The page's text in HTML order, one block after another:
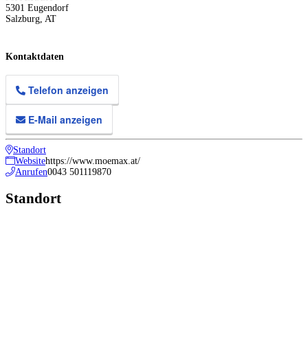
5301 Eugendorf
Salzburg AT
Kontaktdaten
Telefon anzeigen
E-Mail anzeigen
Standort
Websitehttps://www.moemax.at/
Anrufen0043 501119870
Standort